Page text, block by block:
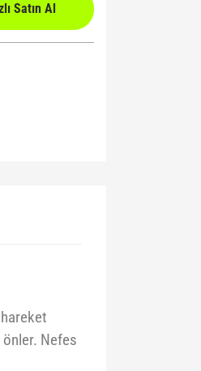
Satın Al
önler. Nefes